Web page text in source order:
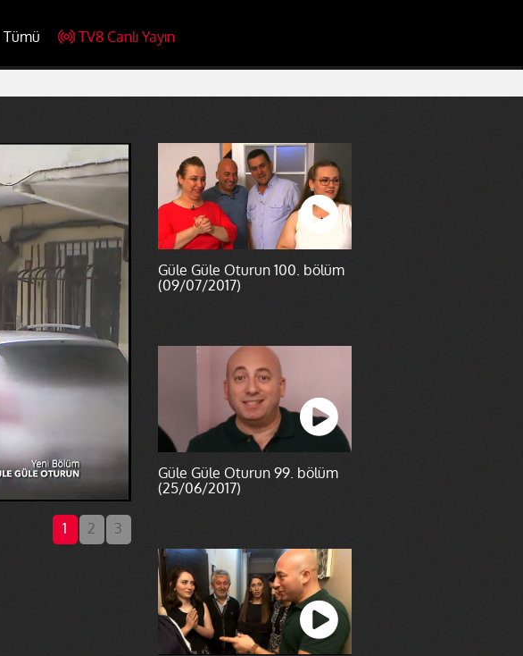
Tümü TV8 Canlı Yayın
1 2 3
Güle Güle Oturun 100. bölüm
(09/07/2017)
Güle Güle Oturun 99. bölüm
(25/06/2017)